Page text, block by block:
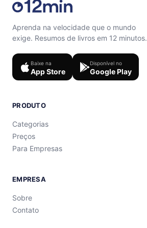
Aprenda na velocidade que o mundo
exige. Resumos de livros em 12 minutos.
Baixe na
App Store
Disponível no
Google Play
PRODUTO
Categorias
Preços
Para Empresas
EMPRESA
Sobre
Contato